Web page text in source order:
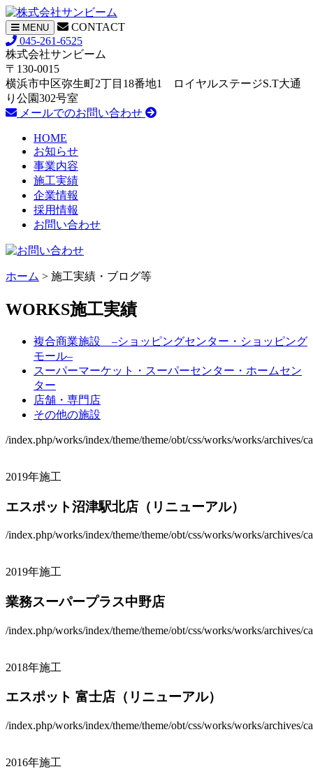
ナ
ビ
ゲ
ー
シ
ョ
ン
MENU
CONTACT
045-261-6525
株式会社サンビーム
〒130-0015
横浜市中区弥生町2丁目18番地1 ロイヤルステージS.T大通
り公園302号室
メールでのお問い合わせ
HOME
お知らせ
事業内容
施工実績
企業情報
採用情報
お問い合わせ
ホーム > 施工実績・ブログ等
WORKS施工実績
複合商業施設 –ショッピングセンター・ショッピング
モール–
スーパーマーケット・スーパーセンター・ホームセン
ター
店舗・専門店
その他の施設
/index.php/works/index/theme/theme/obt/css/works/works/archives/
2019年施工
エスポット沼津駅北店（リニューアル）
/index.php/works/index/theme/theme/obt/css/works/works/archives/
2019年施工
業務スーパープラス中野店
/index.php/works/index/theme/theme/obt/css/works/works/archives/
2018年施工
エスポット 富士店（リニューアル）
/index.php/works/index/theme/theme/obt/css/works/works/archives/
2016年施工